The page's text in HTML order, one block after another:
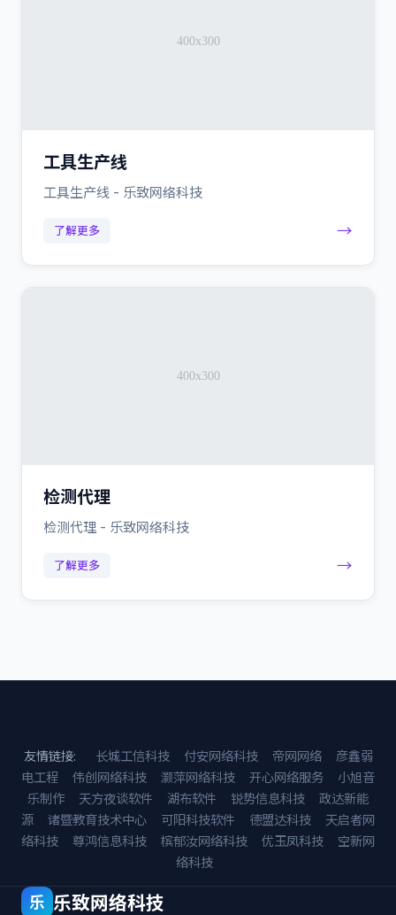
工具生产线
工具生产线 - 乐致网络科技
了解更多 →
检测代理
检测代理 - 乐致网络科技
了解更多 →
友情链接: 长城工信科技 付安网络科技 帝网网络
彦鑫弱
电工程
伟创网络科技 灏萍网络科技 开心网络服务
小旭音
乐制作
天方夜谈软件 湖布软件 锐势信息科技
政达新能
源
诸暨教育技术中心 可阳科技软件 德盟达科技
天启者网
络科技
尊鸿信息科技 槟郁汝网络科技 优玉凤科技
空新网
络科技
乐 乐致网络科技